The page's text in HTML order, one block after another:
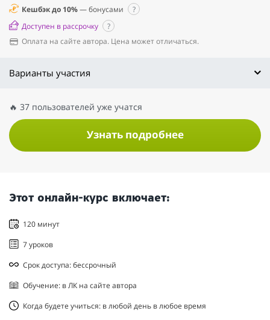
Кешбэк до 10%— бонусами
?
Доступен в рассрочку
?
Оплата на сайте автора. Цена может отличаться.
Варианты участия
🔥 37 пользователей уже учатся
Узнать подробнее
Этот онлайн-курс включает:
120 минут
7 уроков
Срок доступа: бессрочный
Обучение: в ЛК на сайте автора
Когда будете учиться: в любой день в любое время